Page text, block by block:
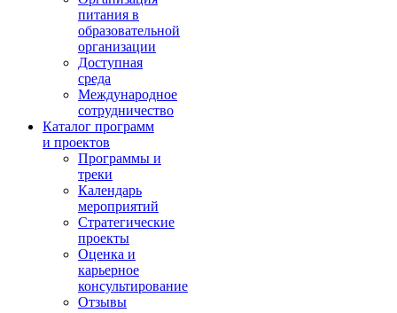
питания в
образовательной
организации
Доступная
среда
Международное
сотрудничество
Каталог программ
и проектов
Программы и
треки
Календарь
мероприятий
Стратегические
проекты
Оценка и
карьерное
консультирование
Отзывы